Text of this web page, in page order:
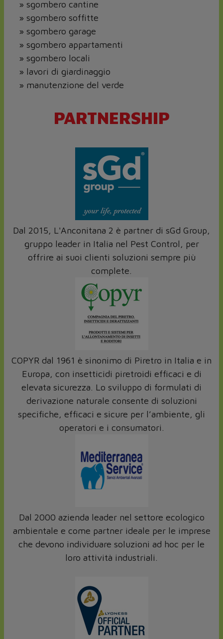
» sgombero cantine
» sgombero soffitte
» sgombero garage
» sgombero appartamenti
» sgombero locali
» lavori di giardinaggio
» manutenzione del verde
PARTNERSHIP
Dal 2015, L'Anconitana 2 è partner di sGd Group,
gruppo leader in Italia nel Pest Control, per
offrire ai suoi clienti soluzioni sempre più
complete.
COPYR dal 1961 è sinonimo di Piretro in Italia e in
Europa, con insetticidi piretroidi efficaci e di
elevata sicurezza. Lo sviluppo di formulati di
derivazione naturale consente di soluzioni
specifiche, efficaci e sicure per l’ambiente, gli
operatori e i consumatori.
Dal 2000 azienda leader nel settore ecologico
ambientale e come partner ideale per le imprese
che devono individuare soluzioni ad hoc per le
loro attività industriali.